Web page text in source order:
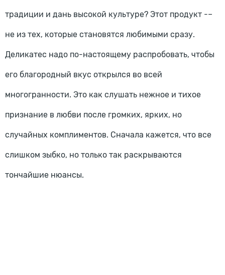
традиции и дань высокой культуре? Этот продукт -–
не из тех, которые становятся любимыми сразу.
Деликатес надо по-настоящему распробовать, чтобы
его благородный вкус открылся во всей
многогранности. Это как слушать нежное и тихое
признание в любви после громких, ярких, но
случайных комплиментов. Сначала кажется, что все
слишком зыбко, но только так раскрываются
тончайшие нюансы.